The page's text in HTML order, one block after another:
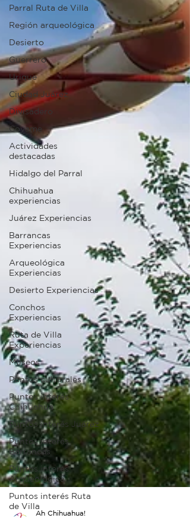
Parral Ruta de Villa
Región arqueológica
Desierto
Guerrero
Urique
Ciudad Juárez
Divisadero
Coyame
Actividades
destacadas
Hidalgo del Parral
Chihuahua
experiencias
Juárez Experiencias
Barrancas
Experiencias
Arqueológica
Experiencias
Desierto Experiencias
Conchos
Experiencias
Ruta de Villa
Experiencias
Museos
Puntos culturales
Puntos interés
Chihuahua
Puntos interés Juárez
Puntos interés
Barrancas
Puntos interés
Arqueológica
Puntos interés Ruta
de Villa